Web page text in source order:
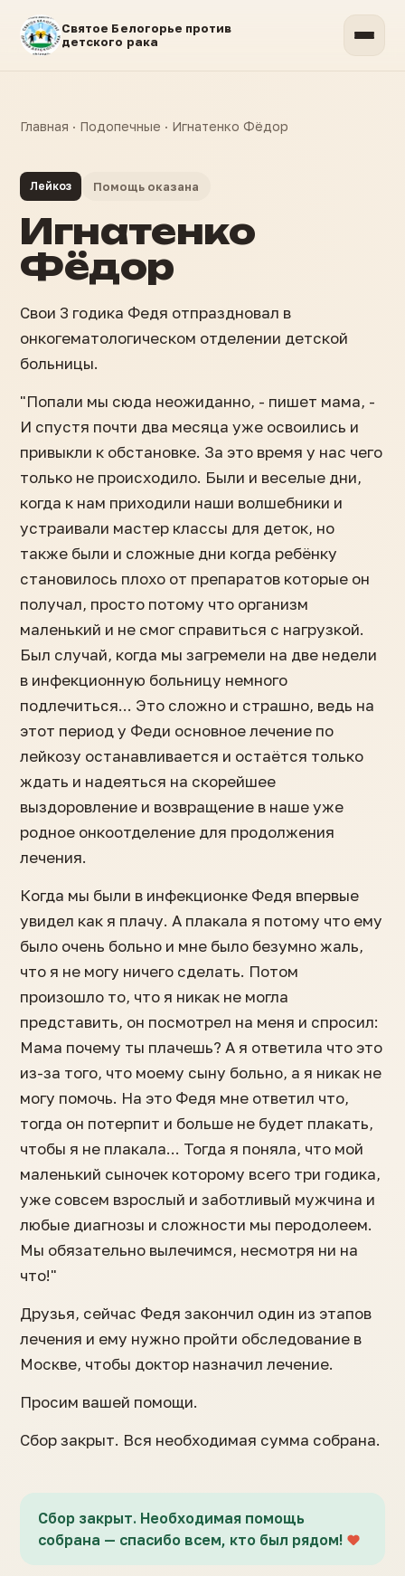
Святое Белогорье против
детского рака
Главная · Подопечные · Игнатенко Фёдор
Лейкоз Помощь оказана
Игнатенко
Фёдор
Свои 3 годика Федя отпраздновал в
онкогематологическом отделении детской
больницы.
"Попали мы сюда неожиданно, - пишет мама, -
И спустя почти два месяца уже освоились и
привыкли к обстановке. За это время у нас чего
только не происходило. Были и веселые дни,
когда к нам приходили наши волшебники и
устраивали мастер классы для деток, но
также были и сложные дни когда ребёнку
становилось плохо от препаратов которые он
получал, просто потому что организм
маленький и не смог справиться с нагрузкой.
Был случай, когда мы загремели на две недели
в инфекционную больницу немного
подлечиться... Это сложно и страшно, ведь на
этот период у Феди основное лечение по
лейкозу останавливается и остаётся только
ждать и надеяться на скорейшее
выздоровление и возвращение в наше уже
родное онкоотделение для продолжения
лечения.
Когда мы были в инфекционке Федя впервые
увидел как я плачу. А плакала я потому что ему
было очень больно и мне было безумно жаль,
что я не могу ничего сделать. Потом
произошло то, что я никак не могла
представить, он посмотрел на меня и спросил:
Мама почему ты плачешь? А я ответила что это
из-за того, что моему сыну больно, а я никак не
могу помочь. На это Федя мне ответил что,
тогда он потерпит и больше не будет плакать,
чтобы я не плакала... Тогда я поняла, что мой
маленький сыночек которому всего три годика,
уже совсем взрослый и заботливый мужчина и
любые диагнозы и сложности мы перодолеем.
Мы обязательно вылечимся, несмотря ни на
что!"
Друзья, сейчас Федя закончил один из этапов
лечения и ему нужно пройти обследование в
Москве, чтобы доктор назначил лечение.
Просим вашей помощи.
Сбор закрыт. Вся необходимая сумма собрана.
Сбор закрыт. Необходимая помощь
собрана — спасибо всем, кто был рядом!